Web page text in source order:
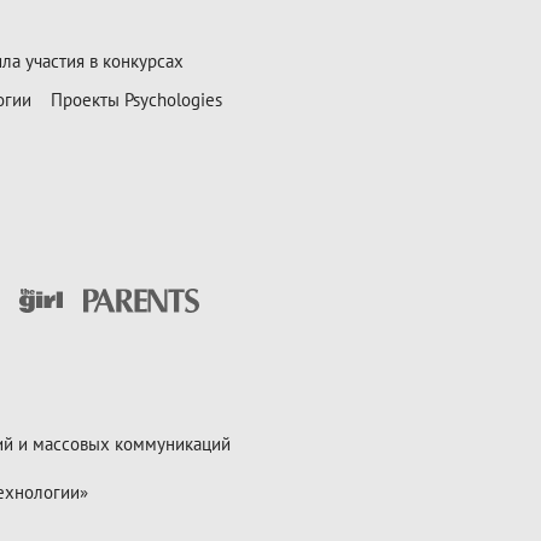
участия в конкурсах
Проекты Psychologies
и массовых коммуникаций